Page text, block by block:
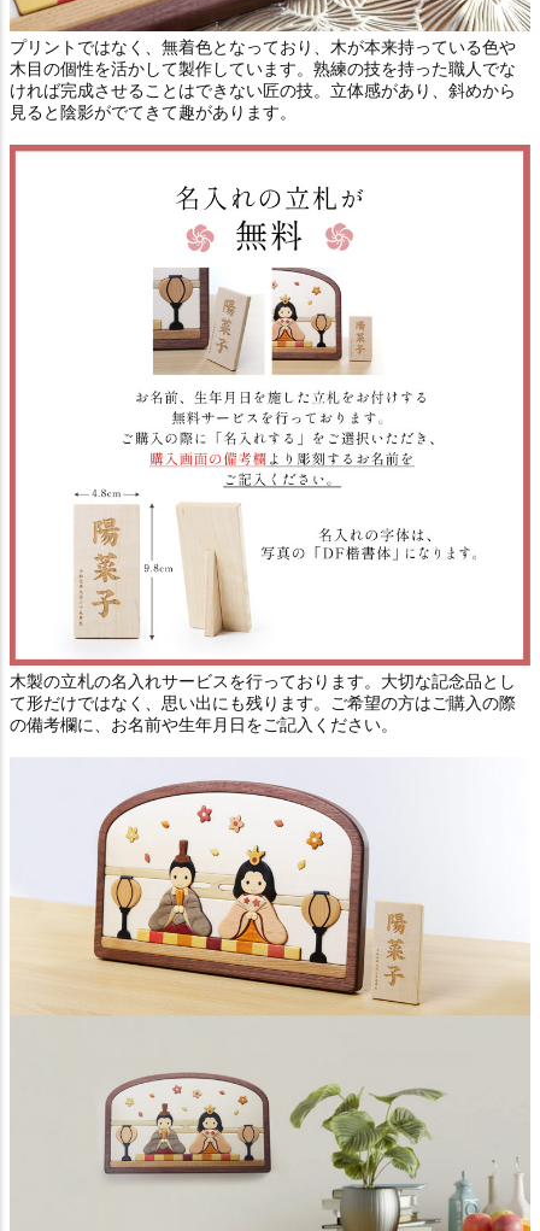
プリントではなく、無着色となっており、木が本来持っている色や
木目の個性を活かして製作しています。熟練の技を持った職人でな
ければ完成させることはできない匠の技。立体感があり、斜めから
見ると陰影がでてきて趣があります。
木製の立札の名入れサービスを行っております。大切な記念品とし
て形だけではなく、思い出にも残ります。ご希望の方はご購入の際
の備考欄に、お名前や生年月日をご記入ください。